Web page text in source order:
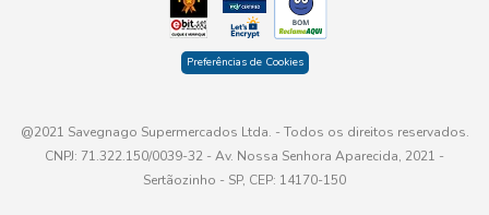
Preferências de Cookies
@2021 Savegnago Supermercados Ltda. - Todos os direitos reservados.
CNPJ: 71.322.150/0039-32 - Av. Nossa Senhora Aparecida, 2021 -
Sertãozinho - SP, CEP: 14170-150